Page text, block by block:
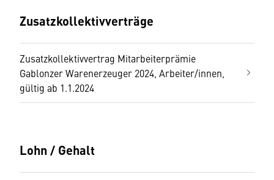
Zusatzkollektivverträge
Zusatzkollektivvertrag Mitarbeiterprämie
Gablonzer Warenerzeuger 2024, Arbeiter/innen,
gültig ab 1.1.2024
Lohn / Gehalt